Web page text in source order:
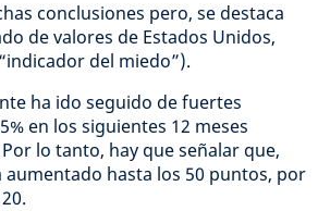
conclusiones pero, se destaca
de valores de Estados Unidos,
del miedo”).
ha ido seguido de fuertes
en los siguientes 12 meses
lo tanto, hay que señalar que,
hasta los 50 puntos, por